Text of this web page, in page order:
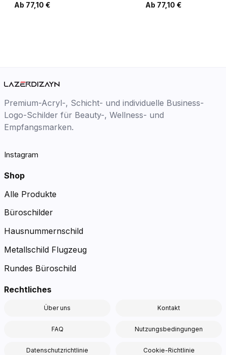
Ab 77,10 € Ab 77,10 €
Premium-Acryl-, Schicht- und individuelle Business-
Logo-Schilder für Beauty-, Wellness- und
Empfangsmarken.
Instagram
Shop
Alle Produkte
Büroschilder
Hausnummernschild
Metallschild Flugzeug
Rundes Büroschild
Rechtliches
Über uns Kontakt
FAQ Nutzungsbedingungen
Datenschutzrichtlinie Cookie-Richtlinie